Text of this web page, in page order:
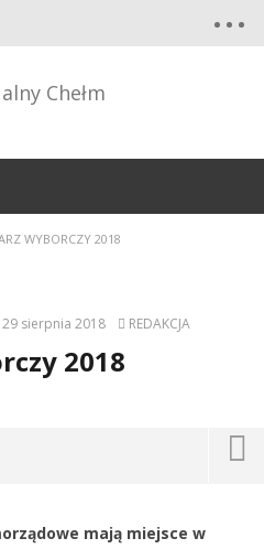
WYBORCZY 2018
29 sierpnia 2018 REDAKCJA
2018
mają miejsce w